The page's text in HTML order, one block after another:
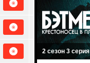
2 сезон 3 серия